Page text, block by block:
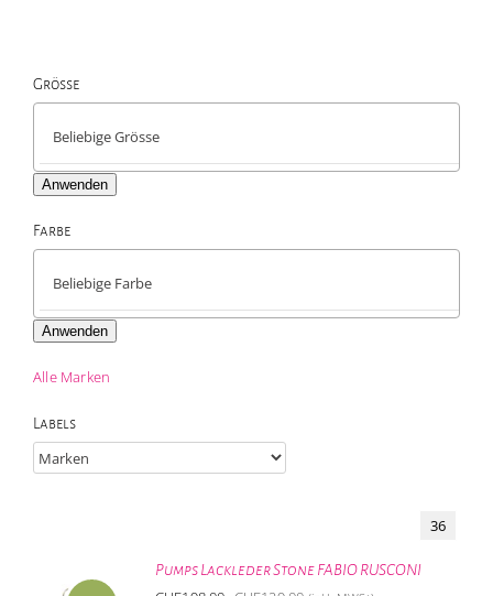
Pumps Lackleder Stone FABIO RUSCONI
36
Grösse
Anwenden
Farbe
Anwenden
Alle Marken
Labels